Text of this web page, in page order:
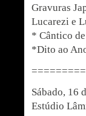
Gravuras
Lucarezi e
* Cântico
*Dito ao
Sábado, 16
Estúdio